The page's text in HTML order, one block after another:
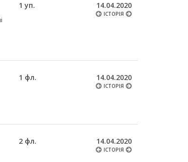
1 уп. 14.04.2020
ІСТОРІЯ
1 фл. 14.04.2020
ІСТОРІЯ
2 фл. 14.04.2020
ІСТОРІЯ